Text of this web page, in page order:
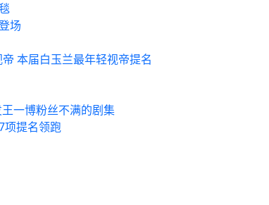
场
本届白玉兰最年轻视帝提名
一博粉丝不满的剧集
项提名领跑